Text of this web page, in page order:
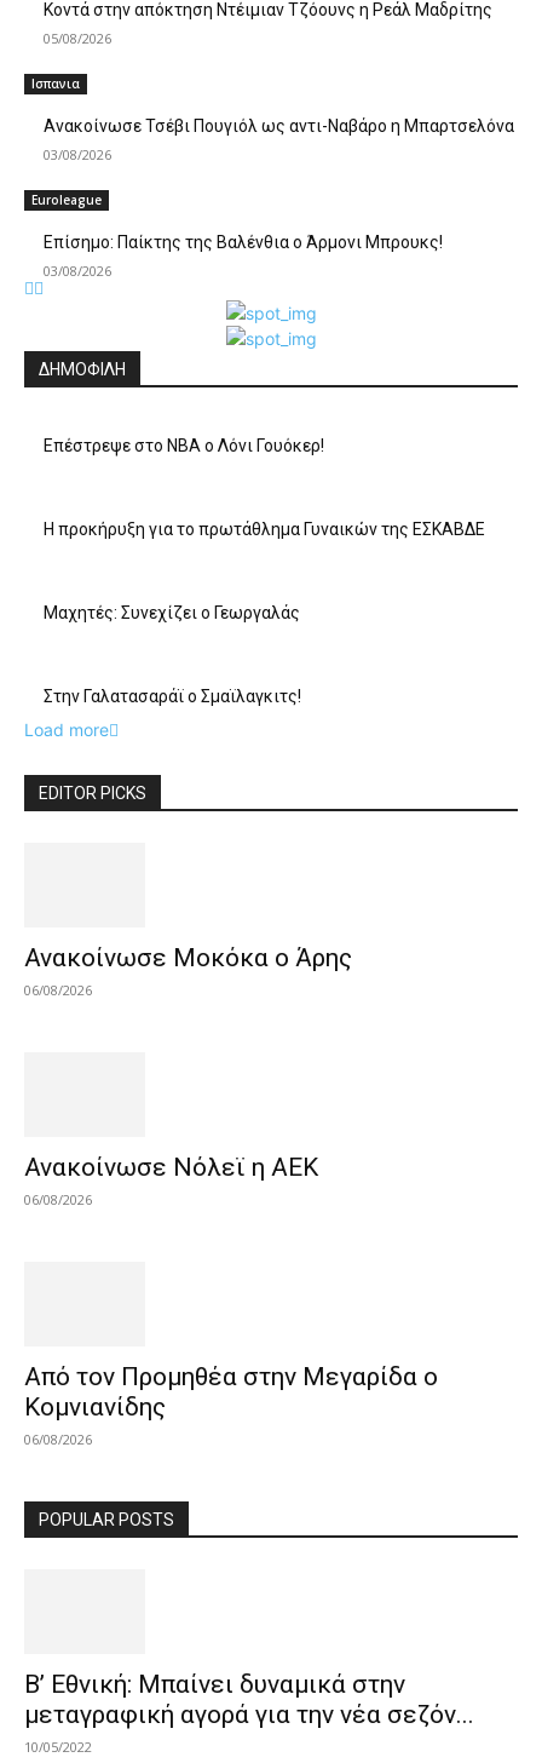
Κοντά στην απόκτηση Ντέιμιαν Τζόουνς η Ρεάλ Μαδρίτης
05/08/2026
Ισπανια
Ανακοίνωσε Τσέβι Πουγιόλ ως αντι-Ναβάρο η Μπαρτσελόνα
03/08/2026
Euroleague
Επίσημο: Παίκτης της Βαλένθια ο Άρμονι Μπρουκς!
03/08/2026
ΔΗΜΟΦΙΛΗ
Επέστρεψε στο ΝΒΑ ο Λόνι Γουόκερ!
Η προκήρυξη για το πρωτάθλημα Γυναικών της ΕΣΚΑΒΔΕ
Mαχητές: Συνεχίζει ο Γεωργαλάς
Στην Γαλατασαράϊ ο Σμαϊλαγκιτς!
Load more
EDITOR PICKS
Ανακοίνωσε Μοκόκα ο Άρης
06/08/2026
Ανακοίνωσε Νόλεϊ η ΑΕΚ
06/08/2026
Από τον Προμηθέα στην Μεγαρίδα ο
Κομνιανίδης
06/08/2026
POPULAR POSTS
Β’ Εθνική: Μπαίνει δυναμικά στην
μεταγραφική αγορά για την νέα σεζόν...
10/05/2022